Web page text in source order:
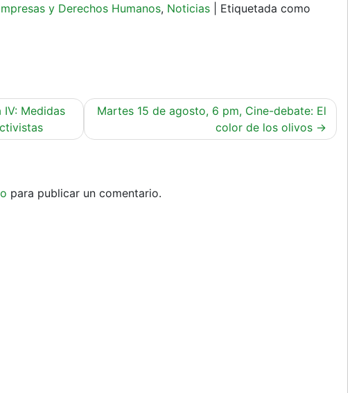
y Derechos Humanos, Noticias
Etiquetada como
Medidas
Martes 15 de agosto, 6 pm, Cine-debate: El
color de los olivos
para publicar un comentario.